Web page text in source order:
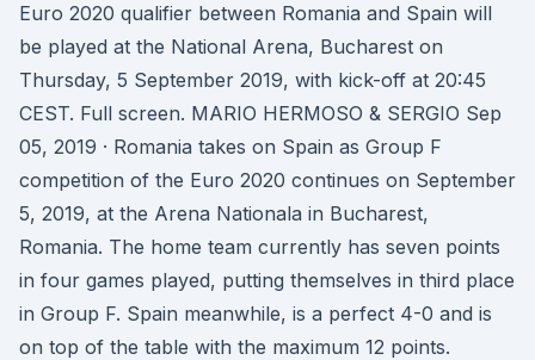
Euro 2020 qualifier between Romania and Spain will
be played at the National Arena, Bucharest on
Thursday, 5 September 2019, with kick-off at 20:45
CEST. Full screen. MARIO HERMOSO & SERGIO Sep
05, 2019 · Romania takes on Spain as Group F
competition of the Euro 2020 continues on September
5, 2019, at the Arena Nationala in Bucharest,
Romania. The home team currently has seven points
in four games played, putting themselves in third place
in Group F. Spain meanwhile, is a perfect 4-0 and is
on top of the table with the maximum 12 points.